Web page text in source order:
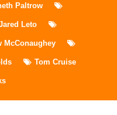
Paltrow
Leto
McConaughey
Tom Cruise